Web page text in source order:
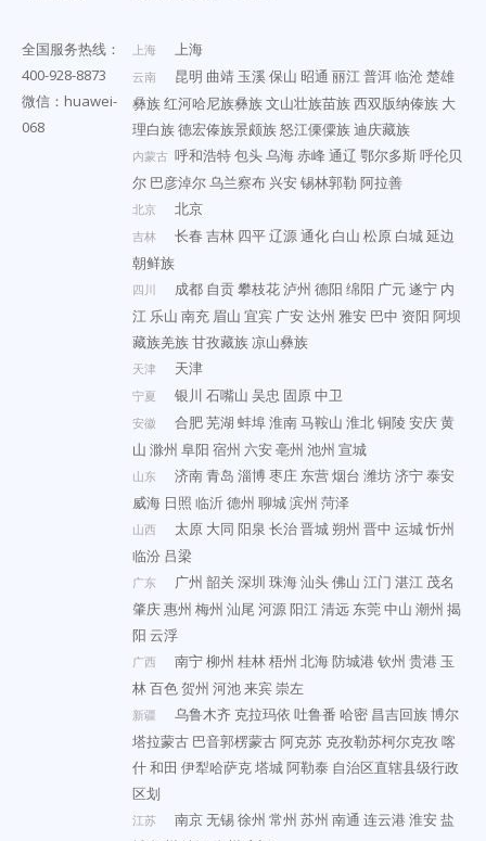
全国服务热线：
400-928-8873
微信：huawei-
068
上海 上海
云南 昆明 曲靖 玉溪保山 昭通 丽江普洱临沧楚雄
彝族红河哈尼族彝族文山壮族苗族西双版纳傣族 大
理白族德宏傣族景颇族怒江傈僳族迪庆藏族
内蒙古 呼和浩特包头乌海赤峰通辽 鄂尔多斯呼伦贝
尔 巴彦淖尔乌兰察布 兴安锡林郭勒 阿拉善
北京 北京
吉林 长春 吉林 四平辽源通化 白山 松原 白城延边
朝鲜族
四川 成都 自贡攀枝花泸州 德阳 绵阳 广元遂宁 内
江 乐山 南充 眉山 宜宾 广安达州 雅安 巴中 资阳 阿坝
藏族羌族甘孜藏族凉山彝族
天津 天津
宁夏 银川 石嘴山 吴忠 固原中卫
安徽 合肥芜湖 蚌埠淮南马鞍山 淮北铜陵 安庆黄
山 滁州 阜阳 宿州 六安亳州 池州 宣城
山东 济南青岛 淄博枣庄 东营烟台 潍坊济宁泰安
威海 日照 临沂德州 聊城滨州 菏泽
山西 太原 大同 阳泉 长治晋城朔州 晋中 运城忻州
临汾 吕梁
广东 广州 韶关 深圳 珠海汕头佛山 江门 湛江 茂名
肇庆惠州 梅州 汕尾 河源阳江清远 东莞中山 潮州 揭
阳 云浮
广西 南宁柳州 桂林梧州 北海防城港钦州 贵港 玉
林百色贺州 河池来宾崇左
新疆 乌鲁木齐 克拉玛依 吐鲁番 哈密 昌吉回族博尔
塔拉蒙古 巴音郭楞蒙古阿克苏 克孜勒苏柯尔克孜喀
什和田 伊犁哈萨克塔城阿勒泰 自治区直辖县级行政
区划
江苏 南京无锡徐州 常州 苏州 南通 连云港淮安盐